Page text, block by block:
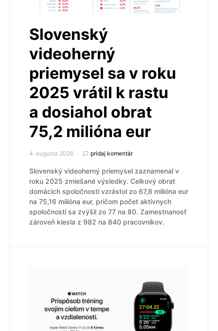
Slovenský
videoherný
priemysel sa v roku
2025 vrátil k rastu
a dosiahol obrat
75,2 milióna eur
4. augusta 2026 pridaj komentár
Slovenský videoherný priemysel zaznamenal v
roku 2025 zmiešané výsledky. Celkový obrat
domácich spoločností vzrástol zo 67,8 milióna eur
na 75,16 milióna eur, pričom počet aktívnych
spoločností sa zvýšil zo 77 na 80. Zamestnanosť
zároveň klesla z 982 na 840 pracovníkov.